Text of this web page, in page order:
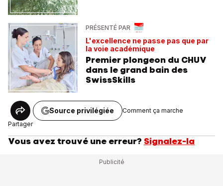
PRÉSENTÉ PAR
L'excellence ne passe pas que par
la voie académique
Premier plongeon du CHUV
dans le grand bain des
SwissSkills
Partager
Source privilégiée Comment ça marche
Vous avez trouvé une erreur? Signalez-la